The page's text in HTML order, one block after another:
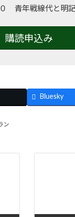
年戦線代と明記
購読申込み
Bluesky
ン